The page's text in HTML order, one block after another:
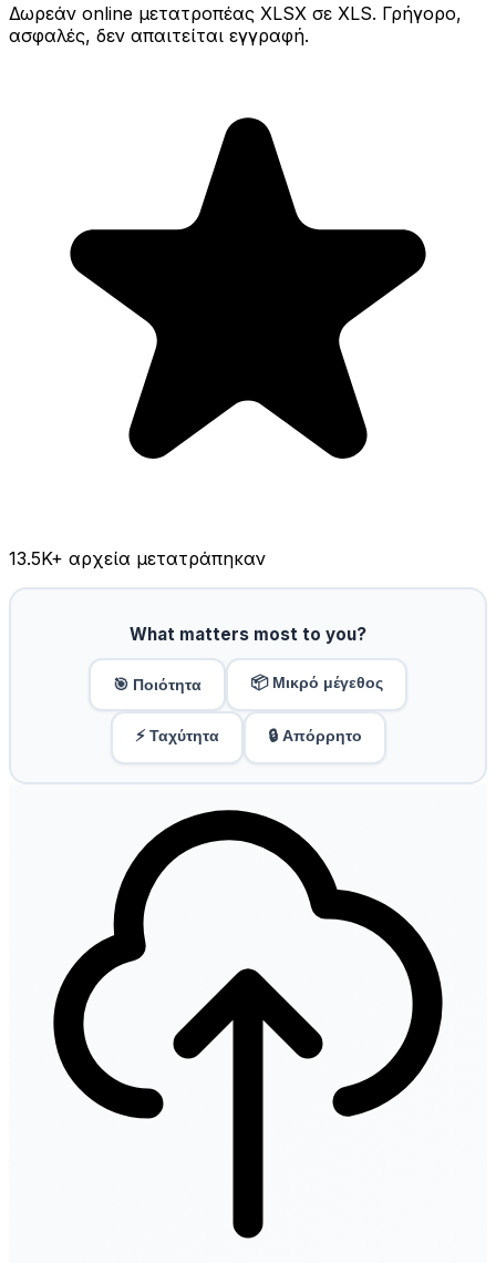
Δωρεάν online μετατροπέας XLSX σε XLS. Γρήγορο,
ασφαλές, δεν απαιτείται εγγραφή.
13.5K+ αρχεία μετατράπηκαν
What matters most to you?
🎯 Ποιότητα 📦 Μικρό μέγεθος
⚡ Ταχύτητα 🔒 Απόρρητο